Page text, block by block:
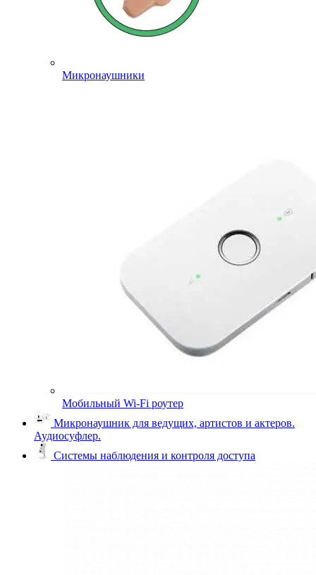
Микронаушники
Мобильный Wi-Fi роутер
Микронаушник для ведущих, артистов и актеров.
Аудиосуфлер.
Системы наблюдения и контроля доступа